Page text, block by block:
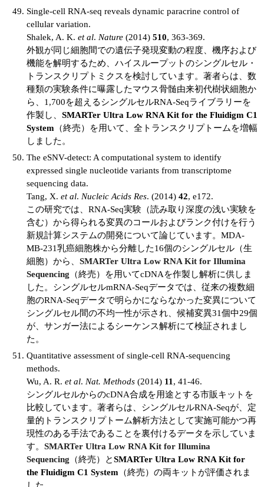
Single-cell RNA-seq reveals dynamic paracrine control of
cellular variation.
Shalek, A. K. et al. Nature (2014) 510, 363-369.
外観が同じ細胞間での遺伝子発現変動の程度、機序および
機能を解明するため、ハイスループットのシングルセル・
トランスクリプトミクスを検討しています。著者らは、数
種類の実験条件に曝露したマウス骨髄由来初代樹状細胞か
ら、1,700を超えるシングルセルRNA-Seqライブラリーを
作製し、 SMARTer Ultra Low RNA Kit for the Fluidigm C1
System （終売）を用いて、全トランスクリプトームを増幅
しました。
The eSNV-detect: A computational system to identify
expressed single nucleotide variants from transcriptome
sequencing data.
Tang, X. et al. Nucleic Acids Res. (2014) 42, e172.
この研究では、RNA-Seq実験（読み取り深度の浅い実験を
含む）から得られる変異のコールおよびランク付けを行う
新規計算システムの開発について論じています。MDA-
MB-231乳癌細胞株から分離した16個のシングルセル（生
細胞）から、 SMARTer Ultra Low RNA Kit for Illumina
Sequencing （終売）を用いてcDNAを作製し解析に供しま
した。シングルセルmRNA-Seqデータでは、従来の複数細
胞のRNA-Seqデータで明らかにならなかった変異について
シングルセル間の不均一性が示され、候補変異31個中29個
が、サンガー法によるシーケンス解析にて検証されまし
た。
Quantitative assessment of single-cell RNA-sequencing
methods.
Wu, A. R. et al. Nat. Methods (2014) 11 , 41-46.
シングルセルからのcDNA合成を用途とする市販キットを
比較しています。著者らは、シングルセルRNA-Seqが、定
量的トランスクリプトーム解析方法として実施可能かつ再
現性のある手法であることを裏付けるデータを示していま
す。 SMARTer Ultra Low RNA Kit for Illumina
Sequencing （終売）とSMARTer Ultra Low RNA Kit for
the Fluidigm C1 System （終売）の両キットが評価されま